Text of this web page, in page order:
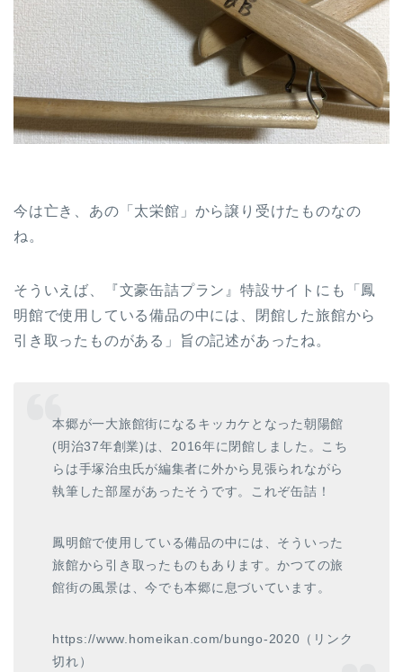
今は亡き、あの「太栄館」から譲り受けたものなの
ね。
そういえば、『文豪缶詰プラン』特設サイトにも「鳳
明館で使用している備品の中には、閉館した旅館から
引き取ったものがある」旨の記述があったね。
本郷が一大旅館街になるキッカケとなった朝陽館
(明治37年創業)は、2016年に閉館しました。こち
らは手塚治虫氏が編集者に外から見張られながら
執筆した部屋があったそうです。これぞ缶詰！
鳳明館で使用している備品の中には、そういった
旅館から引き取ったものもあります。かつての旅
館街の風景は、今でも本郷に息づいています。
https://www.homeikan.com/bungo-2020（リンク
切れ）